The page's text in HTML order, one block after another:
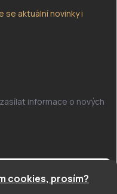
cookies, prosím?
se aktuální novinky i
informace o nových